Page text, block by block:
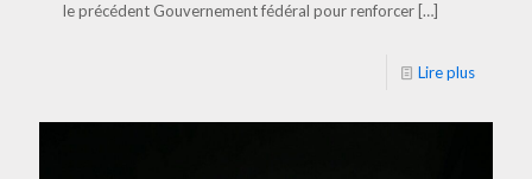
le précédent Gouvernement fédéral pour renforcer […]
Lire plus